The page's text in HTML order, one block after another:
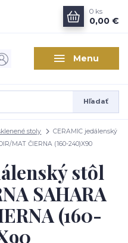
Menu
Hľadať
0 ks
0,00 €
stoly
CERAMIC jedálenský
MAT ČIERNA (160-240)X90
stôl
SAHARA
(160-